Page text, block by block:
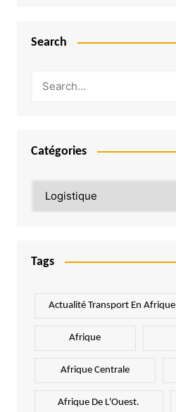
Search
Catégories
Tags
Actualité Transport En Afrique
Afrique
Afrique Centrale
Afrique De L'Ouest.